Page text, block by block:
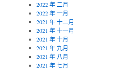
2022 年 二月
2022 年 一月
2021 年 十二月
2021 年 十一月
2021 年 十月
2021 年 九月
2021 年 八月
2021 年 七月